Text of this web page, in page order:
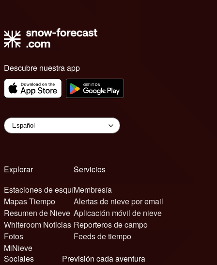
Descubre nuestra app
Explorar
Estaciones de esquí
Mapas Tiempo
Resumen de Nieve
Whiteroom Noticias
Fotos
MiNieve
Servicios
Membresía
Alertas de nieve por email
Aplicación móvil de nieve
Reporteros de campo
Feeds de tiempo
Sociales
Previsión cada aventura